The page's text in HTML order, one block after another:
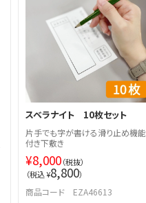
スベラナイト 10枚セット
片手でも字が書ける滑り止め機能
付き下敷き
¥8,000（税抜）
（税込 ¥8,800）
商品コード EZA46613